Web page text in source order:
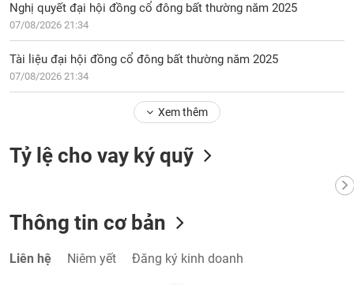
Nghị quyết đại hội đồng cổ đông bất thường năm 2025
07/08/2026 21:34
Tài liệu đại hội đồng cổ đông bất thường năm 2025
07/08/2026 21:34
Xem thêm
Tỷ lệ cho vay ký quỹ
Thông tin cơ bản
Liên hệ Niêm yết Đăng ký kinh doanh